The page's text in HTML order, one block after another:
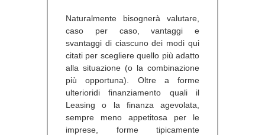
Naturalmente bisognerà valutare,
caso per caso, vantaggi e
svantaggi di ciascuno dei modi qui
citati per scegliere quello più adatto
alla situazione (o la combinazione
più opportuna). Oltre a forme
ulterioridi finanziamento quali il
Leasing o la finanza agevolata,
sempre meno appetitosa per le
imprese, forme tipicamente